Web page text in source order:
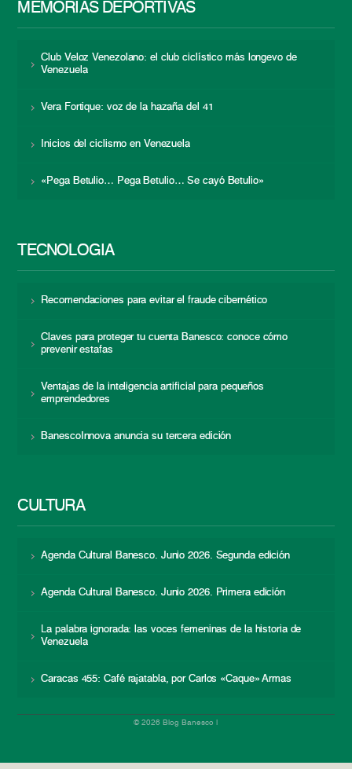
MEMORIAS DEPORTIVAS
Club Veloz Venezolano: el club ciclístico más longevo de
Venezuela
Vera Fortique: voz de la hazaña del 41
Inicios del ciclismo en Venezuela
«Pega Betulio… Pega Betulio… Se cayó Betulio»
TECNOLOGÍA
Recomendaciones para evitar el fraude cibernético
Claves para proteger tu cuenta Banesco: conoce cómo
prevenir estafas
Ventajas de la inteligencia artificial para pequeños
emprendedores
BanescoInnova anuncia su tercera edición
CULTURA
Agenda Cultural Banesco. Junio 2026. Segunda edición
Agenda Cultural Banesco. Junio 2026. Primera edición
La palabra ignorada: las voces femeninas de la historia de
Venezuela
Caracas 455: Café rajatabla, por Carlos «Caque» Armas
© 2026 Blog Banesco |